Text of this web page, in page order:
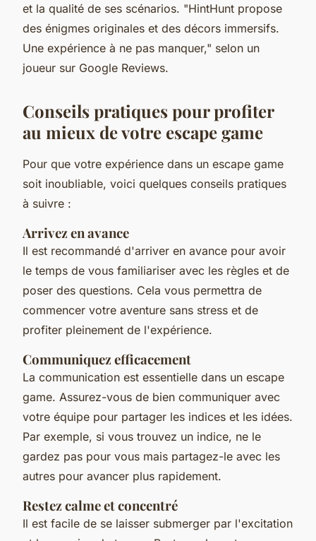
et la qualité de ses scénarios. "HintHunt propose
des énigmes originales et des décors immersifs.
Une expérience à ne pas manquer," selon un
joueur sur Google Reviews.
Conseils pratiques pour profiter
au mieux de votre escape game
Pour que votre expérience dans un escape game
soit inoubliable, voici quelques conseils pratiques
à suivre :
Arrivez en avance
Il est recommandé d'arriver en avance pour avoir
le temps de vous familiariser avec les règles et de
poser des questions. Cela vous permettra de
commencer votre aventure sans stress et de
profiter pleinement de l'expérience.
Communiquez efficacement
La communication est essentielle dans un escape
game. Assurez-vous de bien communiquer avec
votre équipe pour partager les indices et les idées.
Par exemple, si vous trouvez un indice, ne le
gardez pas pour vous mais partagez-le avec les
autres pour avancer plus rapidement.
Restez calme et concentré
Il est facile de se laisser submerger par l'excitation